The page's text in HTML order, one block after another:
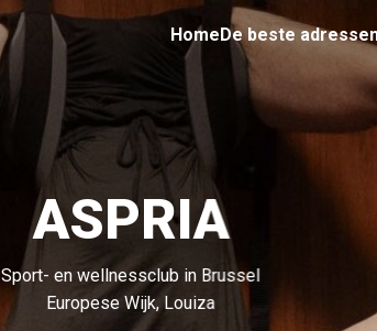
HomeDe beste
ASPRIA
Sport- en wellnessclub in Brussel
Europese Wijk, Louiza